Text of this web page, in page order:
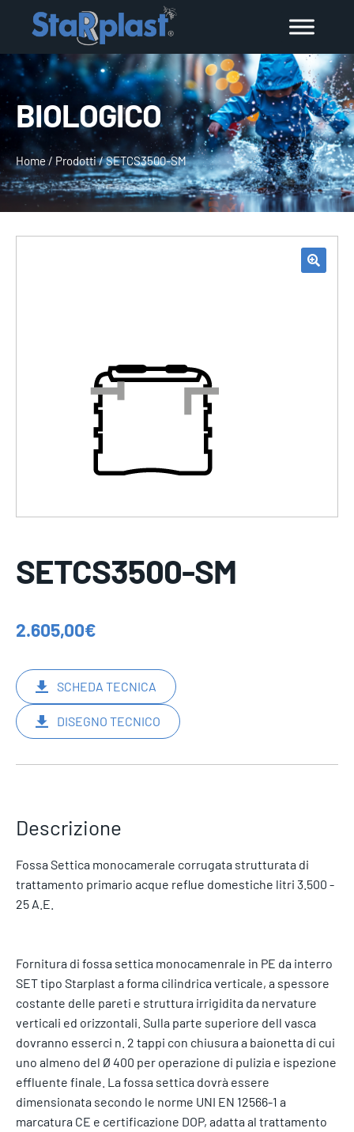
BIOLOGICO
Home/ Prodotti/SETCS3500-SM
SETCS3500-SM
2.605,00€
SCHEDA TECNICA
DISEGNO TECNICO
Descrizione
Fossa Settica monocamerale corrugata strutturata di
trattamento primario acque reflue domestiche litri 3.500 -
25 A.E.
Fornitura di fossa settica monocamenrale in PE da interro
SET tipo Starplast a forma cilindrica verticale, a spessore
costante delle pareti e struttura irrigidita da nervature
verticali ed orizzontali. Sulla parte superiore dell vasca
dovranno esserci n. 2 tappi con chiusura a baionetta di cui
uno almeno del Ø 400 per operazione di pulizia e ispezione
effluente finale. La fossa settica dovrà essere
dimensionata secondo le norme UNI EN 12566-1 a
marcatura CE e certificazione DOP, adatta al trattamento